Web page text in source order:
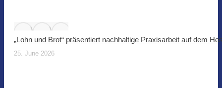
„Lohn und Brot“ präsentiert nachhaltige Praxisarbeit auf dem
25. June 2026